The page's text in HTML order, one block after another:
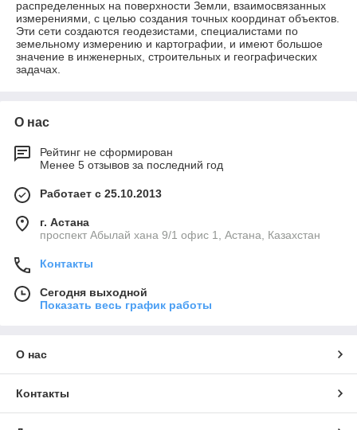
распределенных на поверхности Земли, взаимосвязанных
измерениями, с целью создания точных координат объектов.
Эти сети создаются геодезистами, специалистами по
земельному измерению и картографии, и имеют большое
значение в инженерных, строительных и географических
задачах.
О нас
Рейтинг не сформирован
Менее 5 отзывов за последний год
Работает с 25.10.2013
г. Астана
проспект Абылай хана 9/1 офис 1, Астана, Казахстан
Контакты
Сегодня выходной
Показать весь график работы
О нас
Контакты